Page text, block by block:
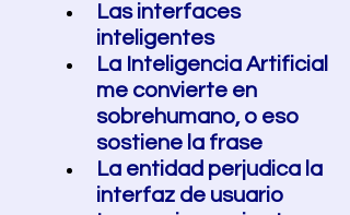
Las interfaces
inteligentes
La Inteligencia Artificial
me convierte en
sobrehumano, o eso
sostiene la frase
La entidad perjudica la
interfaz de usuario